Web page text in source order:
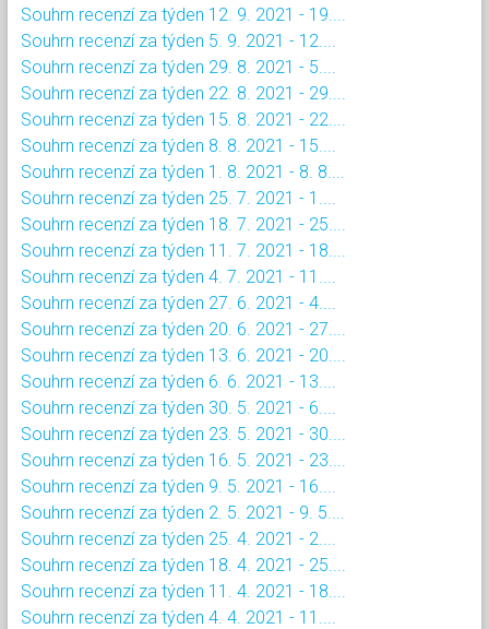
Souhrn recenzí za týden 12. 9. 2021 - 19....
Souhrn recenzí za týden 5. 9. 2021 - 12....
Souhrn recenzí za týden 29. 8. 2021 - 5....
Souhrn recenzí za týden 22. 8. 2021 - 29....
Souhrn recenzí za týden 15. 8. 2021 - 22....
Souhrn recenzí za týden 8. 8. 2021 - 15....
Souhrn recenzí za týden 1. 8. 2021 - 8. 8....
Souhrn recenzí za týden 25. 7. 2021 - 1....
Souhrn recenzí za týden 18. 7. 2021 - 25....
Souhrn recenzí za týden 11. 7. 2021 - 18....
Souhrn recenzí za týden 4. 7. 2021 - 11....
Souhrn recenzí za týden 27. 6. 2021 - 4....
Souhrn recenzí za týden 20. 6. 2021 - 27....
Souhrn recenzí za týden 13. 6. 2021 - 20....
Souhrn recenzí za týden 6. 6. 2021 - 13....
Souhrn recenzí za týden 30. 5. 2021 - 6....
Souhrn recenzí za týden 23. 5. 2021 - 30....
Souhrn recenzí za týden 16. 5. 2021 - 23....
Souhrn recenzí za týden 9. 5. 2021 - 16....
Souhrn recenzí za týden 2. 5. 2021 - 9. 5....
Souhrn recenzí za týden 25. 4. 2021 - 2....
Souhrn recenzí za týden 18. 4. 2021 - 25....
Souhrn recenzí za týden 11. 4. 2021 - 18....
Souhrn recenzí za týden 4. 4. 2021 - 11....